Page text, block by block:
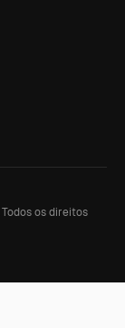
Todos os direitos